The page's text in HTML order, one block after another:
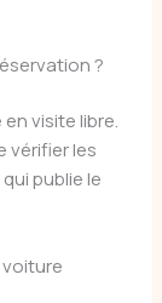
?
visite libre.
vérifier les
publie le
voiture